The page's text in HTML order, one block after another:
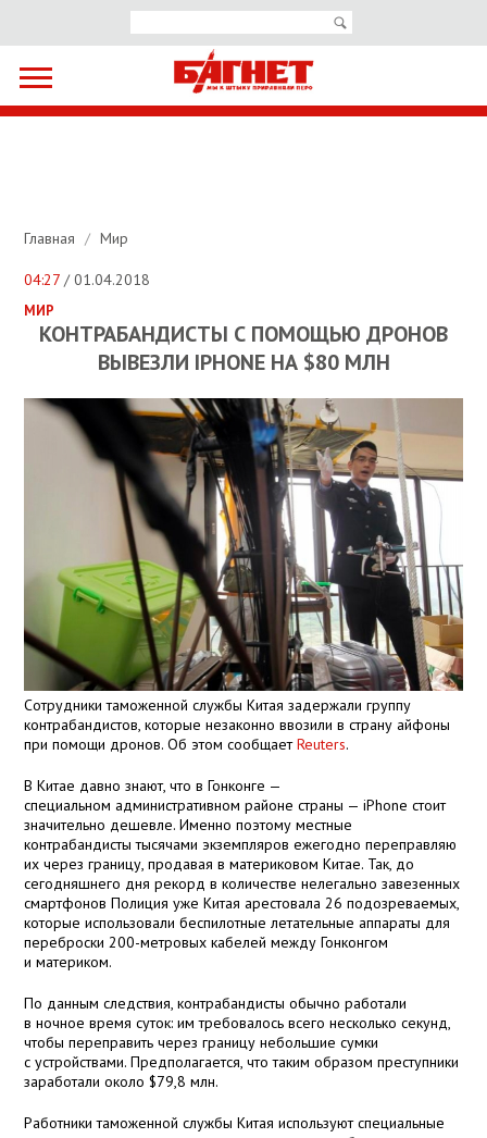
Главная / Мир
04:27 / 01.04.2018
МИР
КОНТРАБАНДИСТЫ С ПОМОЩЬЮ ДРОНОВ
ВЫВЕЗЛИ IPHONE НА $80 МЛН
Сотрудники таможенной службы Китая задержали группу
контрабандистов, которые незаконно ввозили в страну айфоны
при помощи дронов. Об этом сообщаетReuters.
В Китае давно знают, что в Гонконге —
специальном административном районе страны — iPhone стоит
значительно дешевле. Именно поэтому местные
контрабандисты тысячами экземпляров ежегодно переправляю
их через границу, продавая в материковом Китае. Так, до
сегодняшнего дня рекорд в количестве нелегально завезенных
смартфонов Полиция уже Китая арестовала 26 подозреваемых,
которые использовали беспилотные летательные аппараты для
переброски 200-метровых кабелей между Гонконгом
и материком.
По данным следствия, контрабандисты обычно работали
в ночное время суток: им требовалось всего несколько секунд,
чтобы переправить через границу небольшие сумки
с устройствами. Предполагается, что таким образом преступники
заработали около $79,8 млн.
Работники таможенной службы Китая используют специальные